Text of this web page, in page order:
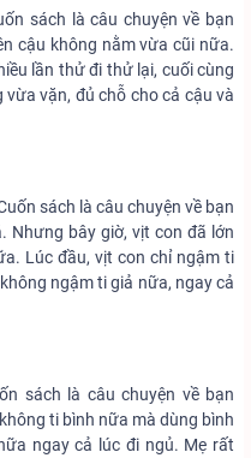
sách là câu chuyện về bạn
cậu không nằm vừa cũi nữa.
lần thử đi thử lại, cuối cùng
vặn, đủ chỗ cho cả cậu và
sách là câu chuyện về bạn
Nhưng bây giờ, vịt con đã lớn
Lúc đầu, vịt con chỉ ngậm ti
ngậm ti giả nữa, ngay cả
sách là câu chuyện về bạn
ti bình nữa mà dùng bình
ngay cả lúc đi ngủ. Mẹ rất